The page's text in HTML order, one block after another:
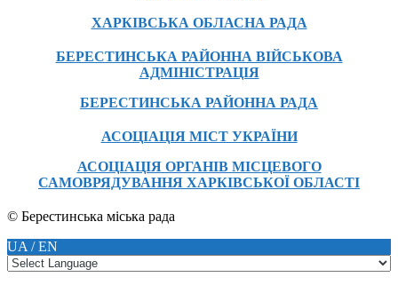
ХАРКІВСЬКА ОБЛАСНА РАДА
БЕРЕСТИНСЬКА РАЙОННА ВІЙСЬКОВА
АДМІНІСТРАЦІЯ
БЕРЕСТИНСЬКА РАЙОННА РАДА
АСОЦІАЦІЯ МІСТ УКРАЇНИ
АСОЦІАЦІЯ ОРГАНІВ МІСЦЕВОГО
САМОВРЯДУВАННЯ ХАРКІВСЬКОЇ ОБЛАСТІ
© Берестинська міська рада
UA / EN